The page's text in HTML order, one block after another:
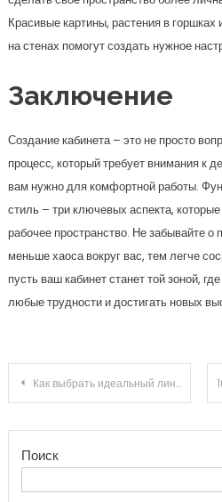
Красивые картины, растения в
на стенах помогут создать нужное
Заключение
Создание кабинета – это не просто
процесс, который требует внимания к
вам нужно для комфортной работы.
стиль – три ключевых аспекта,
рабочее пространство. Не забывайте о
меньше хаоса вокруг вас, тем легче
пусть ваш кабинет станет той зоной,
любые трудности и достигать новых
Навигация по
Как выбрать идеальный линолеум и правильно его уложить: ваш гид к стильному и долговечному покрытию
Поиск